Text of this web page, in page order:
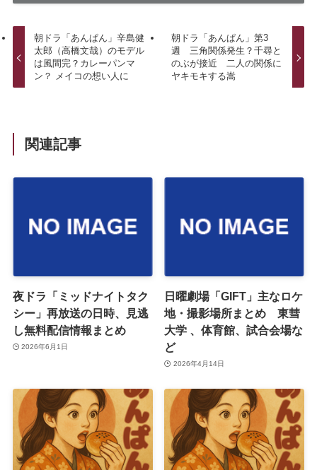
朝ドラ「あんぱん」辛島健
太郎（高橋文哉）のモデル
は風間完？カレーパンマ
ン？ メイコの想い人に
朝ドラ「あんぱん」第3
週 三角関係発生？千尋と
のぶが接近 二人の関係に
ヤキモキする嵩
関連記事
夜ドラ「ミッドナイトタク
シー」再放送の日時、見逃
し無料配信情報まとめ
2026年6月1日
日曜劇場「GIFT」主なロケ
地・撮影場所まとめ 東彗
大学 、体育館、試合会場な
ど
2026年4月14日